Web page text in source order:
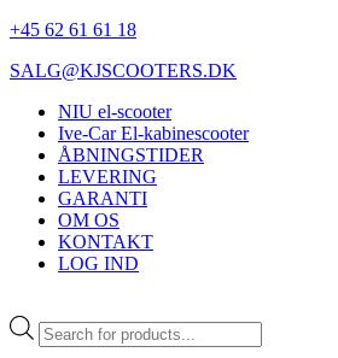
+45 62 61 61 18
SALG@KJSCOOTERS.DK
NIU el-scooter
Ive-Car El-kabinescooter
ÅBNINGSTIDER
LEVERING
GARANTI
OM OS
KONTAKT
LOG IND
Products
search